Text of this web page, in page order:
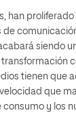
han
de
siendo
tienen que
que
y los